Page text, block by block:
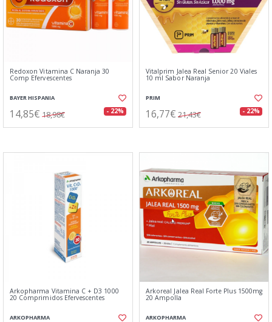
Redoxon Vitamina C Naranja 30
Comp Efervescentes
BAYER HISPANIA
14,85€ 18,98€ - 22%
Vitalprim Jalea Real Senior 20 Viales
10 ml Sabor Naranja
PRIM
16,77€ 21,43€ - 22%
Arkopharma Vitamina C + D3 1000
20 Comprimidos Efervescentes
ARKOPHARMA
Arkoreal Jalea Real Forte Plus 1500mg
20 Ampolla
ARKOPHARMA